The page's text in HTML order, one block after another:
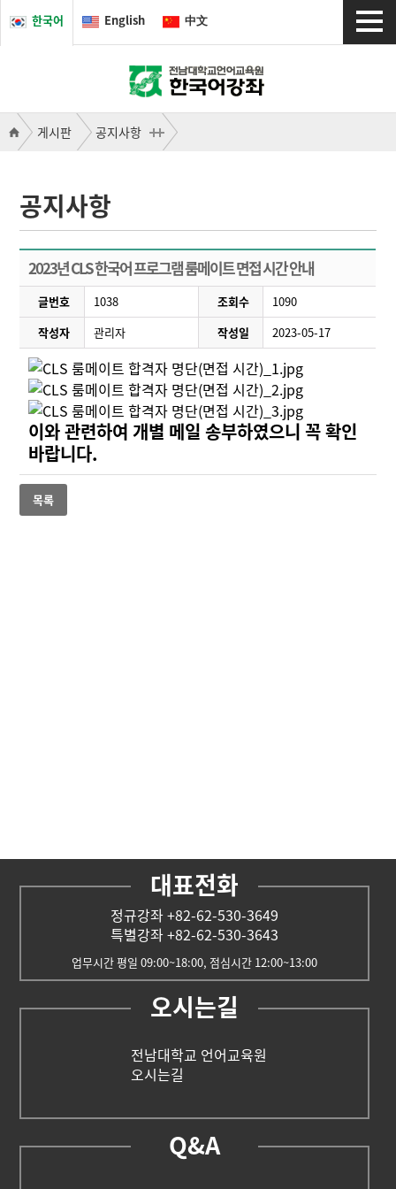
한국어 English 中文
게시판 공지사항
공지사항
2023년 CLS 한국어 프로그램 룸메이트 면접 시간 안내
글번호 1038 조회수
1090
작성자
관리자 작성일 2023-05-17
이와 관련하여 개별 메일 송부하였으니 꼭 확인
바랍니다.
목록
대표전화
정규강좌 +82-62-530-3649
특별강좌 +82-62-530-3643
업무시간 평일 09:00~18:00, 점심시간 12:00~13:00
오시는길
전남대학교 언어교육원
오시는길
Q&A